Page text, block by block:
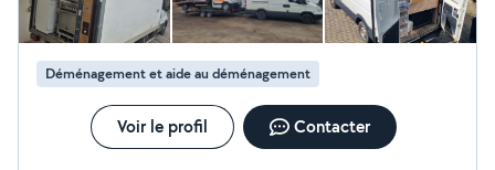
Déménagement et aide au déménagement
Voir le profil Contacter